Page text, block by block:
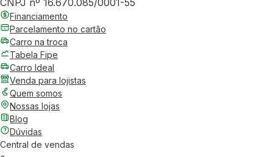
CNPJ nº 16.670.085/0001-55
Financiamento
Parcelamento no cartão
Carro na troca
Tabela Fipe
Carro Ideal
Venda para lojistas
Quem somos
Nossas lojas
Blog
Dúvidas
Central de vendas